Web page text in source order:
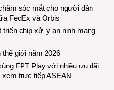
sóc mắt cho người dân
FedEx và Orbis
triển chip xử lý an ninh mạng
thế giới năm 2026
FPT Play với nhiều ưu đãi
trực tiếp ASEAN